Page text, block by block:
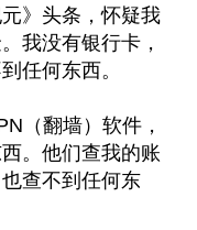
》头条，怀疑我
我没有银行卡，
任何东西。
（翻墙）软件，
。他们查我的账
查不到任何东